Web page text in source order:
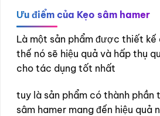
Ưu điểm của Kẹo sâm hamer
Là một sản phẩm được thiết
thế nó sẽ hiệu quả và hấp thụ
cho tác dụng tốt nhất
tuy là sản phẩm có thành phần
sâm hamer mang đến hiệu quả